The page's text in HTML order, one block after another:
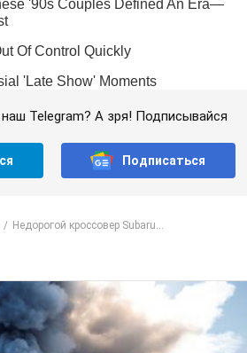
Telegram? А зря! Подписывайся
Подписаться
Недорогой кроссовер Subaru...